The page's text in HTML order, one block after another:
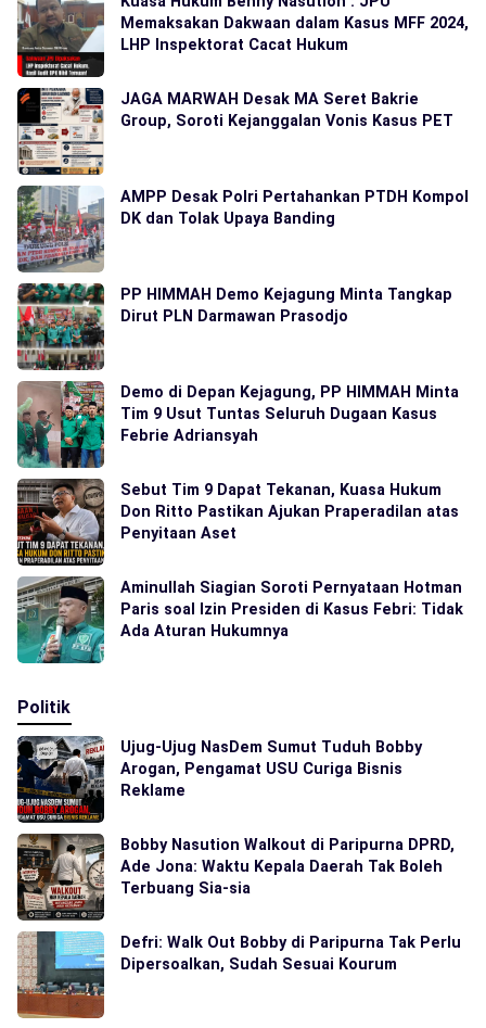
Memaksakan Dakwaan dalam Kasus MFF 2024,
LHP Inspektorat Cacat Hukum
JAGA MARWAH Desak MA Seret Bakrie
Group, Soroti Kejanggalan Vonis Kasus PET
AMPP Desak Polri Pertahankan PTDH Kompol
DK dan Tolak Upaya Banding
PP HIMMAH Demo Kejagung Minta Tangkap
Dirut PLN Darmawan Prasodjo
Demo di Depan Kejagung, PP HIMMAH Minta
Tim 9 Usut Tuntas Seluruh Dugaan Kasus
Febrie Adriansyah
Sebut Tim 9 Dapat Tekanan, Kuasa Hukum
Don Ritto Pastikan Ajukan Praperadilan atas
Penyitaan Aset
Aminullah Siagian Soroti Pernyataan Hotman
Paris soal Izin Presiden di Kasus Febri: Tidak
Ada Aturan Hukumnya
Politik
Ujug-Ujug NasDem Sumut Tuduh Bobby
Arogan, Pengamat USU Curiga Bisnis
Reklame
Bobby Nasution Walkout di Paripurna DPRD,
Ade Jona: Waktu Kepala Daerah Tak Boleh
Terbuang Sia-sia
Defri: Walk Out Bobby di Paripurna Tak Perlu
Dipersoalkan, Sudah Sesuai Kourum